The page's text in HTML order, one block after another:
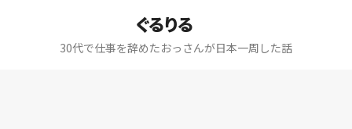
ぐるりる
30代で仕事を辞めたおっさんが日本一周した話